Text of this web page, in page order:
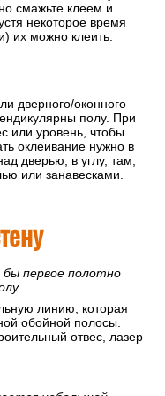
стены.
и на само
обои на полу.
смажьте клеем и
некоторое время
их можно клеить.
или уровень, чтобы
оклеивание нужно в
или занавесками.